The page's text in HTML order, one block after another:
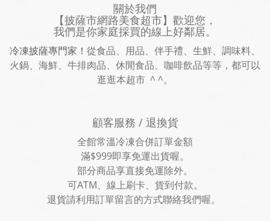
關於我們
【披薩市網路美食超市】歡迎您，
我們是你家庭採買的線上好鄰居。
冷凍披薩專門家！ 從食品、用品、伴手禮、生鮮、調味料、
火鍋、海鮮、牛排肉品、休閒食品、咖啡飲品等等，都可以
逛逛本超市 ^ ^。
顧客服務 / 退換貨
全館常溫冷凍合併訂單金額
滿$999即享免運出貨喔。
部分商品享直接免運除外。
可ATM、線上刷卡、貨到付款。
退貨請利用訂單留言的方式聯絡我們喔。